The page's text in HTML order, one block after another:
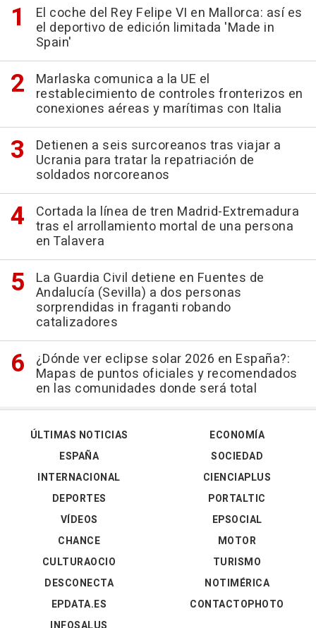
El coche del Rey Felipe VI en Mallorca: así es
el deportivo de edición limitada 'Made in
Spain'
Marlaska comunica a la UE el
restablecimiento de controles fronterizos en
conexiones aéreas y marítimas con Italia
Detienen a seis surcoreanos tras viajar a
Ucrania para tratar la repatriación de
soldados norcoreanos
Cortada la línea de tren Madrid-Extremadura
tras el arrollamiento mortal de una persona
en Talavera
La Guardia Civil detiene en Fuentes de
Andalucía (Sevilla) a dos personas
sorprendidas in fraganti robando
catalizadores
¿Dónde ver eclipse solar 2026 en España?:
Mapas de puntos oficiales y recomendados
en las comunidades donde será total
ÚLTIMAS NOTICIAS
ESPAÑA
INTERNACIONAL
DEPORTES
VÍDEOS
ECONOMÍA
SOCIEDAD
CIENCIAPLUS
PORTALTIC
EPSOCIAL
CHANCE
CULTURAOCIO
DESCONECTA
EPDATA.ES
MOTOR
TURISMO
NOTIMÉRICA
CONTACTOPHOTO